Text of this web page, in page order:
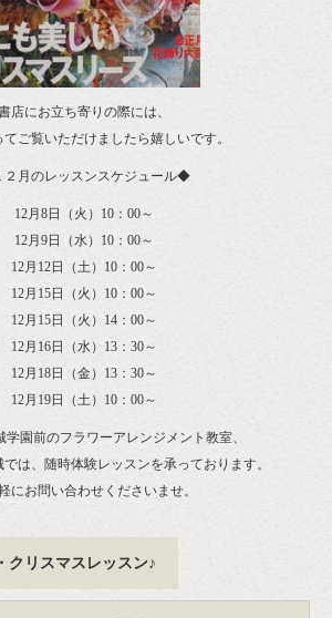
店にお立ち寄りの際には、
ご覧いただけましたら嬉しいです。
月のレッスンスケジュール◆
12月8日（火）10：00～
12月9日（水）10：00～
12月12日（土）10：00～
12月15日（火）10：00～
12月15日（火）14：00～
12月16日（水）13：30～
12月18日（金）13：30～
12月19日（土）10：00～
学園前のフラワーアレンジメント教室、
では、随時体験レッスンを承っております。
にお問い合わせくださいませ。
クリスマスレッスン♪